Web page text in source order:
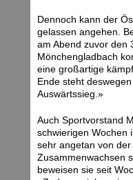
Dennoch kann der
gelassen angehen.
am Abend zuvor den
Mönchengladbach
eine großartige
Ende steht
Auswärtssieg.»
Auch Sportvorstand
schwierigen Wochen
sehr angetan von
Zusammenwachsen
beweisen sie seit